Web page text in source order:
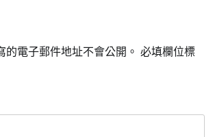
的電子郵件地址不會公開。 必填欄位標